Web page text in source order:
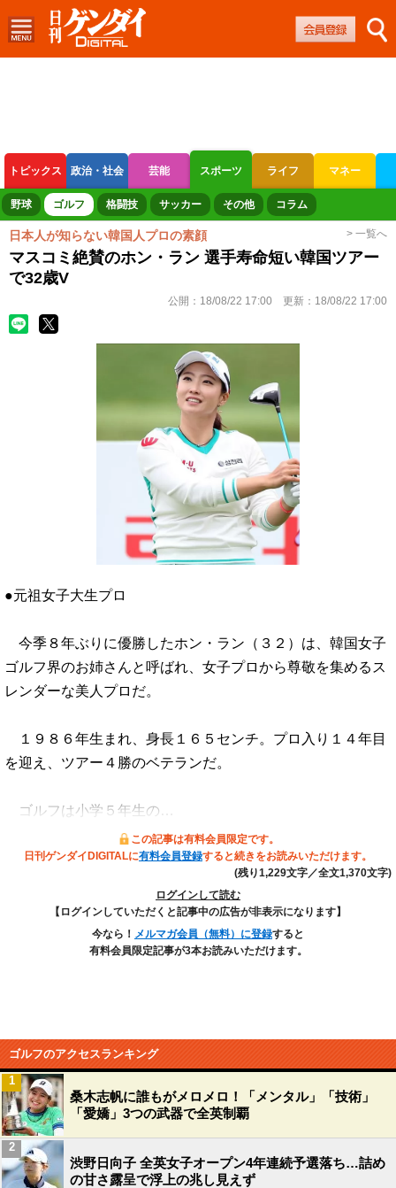
トピックス 政治・社会 芸能 スポーツ ライフ マネー
ボートレース 競輪 オートレース
野球 ゴルフ 格闘技 サッカー その他 コラム
日本人が知らない韓国人プロの素顔 > 一覧へ
マスコミ絶賛のホン・ラン 選手寿命短い韓国ツアー
で32歳V
公開： 18/08/22 17:00 更新： 18/08/22 17:00
●元祖女子大生プロ
今季８年ぶりに優勝したホン・ラン（３２）は、韓国女子
ゴルフ界のお姉さんと呼ばれ、女子プロから尊敬を集めるス
レンダーな美人プロだ。
１９８６年生まれ、身長１６５センチ。プロ入り１４年目
を迎え、ツアー４勝のベテランだ。
ゴルフは小学５年生の…
この記事は有料会員限定です。
日刊ゲンダイDIGITALに有料会員登録すると続きをお読みいただけます。
(残り1,229文字／全文1,370文字)
ログインして読む
【ログインしていただくと記事中の広告が非表示になります】
今なら！ メルマガ会員（無料）に登録すると
有料会員限定記事が3本お読みいただけます。
ゴルフのアクセスランキング
桑木志帆に誰もがメロメロ！「メンタル」「技術」
「愛嬌」3つの武器で全英制覇
1
渋野日向子 全英女子オープン4年連続予選落ち…詰め
の甘さ露呈で浮上の兆し見えず
2